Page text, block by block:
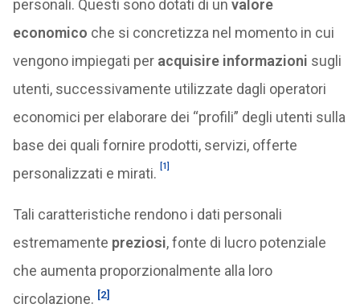
personali. Questi sono dotati di un valore
economico che si concretizza nel momento in cui
vengono impiegati per acquisire informazioni sugli
utenti, successivamente utilizzate dagli operatori
economici per elaborare dei “profili” degli utenti sulla
base dei quali fornire prodotti, servizi, offerte
personalizzati e mirati.
[1]
Tali caratteristiche rendono i dati personali
estremamente preziosi, fonte di lucro potenziale
che aumenta proporzionalmente alla loro
circolazione. [2]